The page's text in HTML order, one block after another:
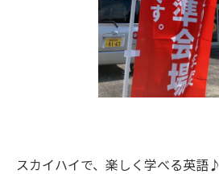
スカイハイで、楽しく学べる英語♪